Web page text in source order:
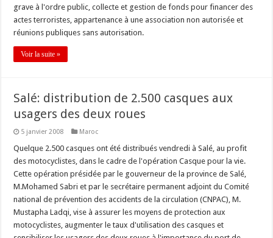
grave à l'ordre public, collecte et gestion de fonds pour financer des
actes terroristes, appartenance à une association non autorisée et
réunions publiques sans autorisation.
Voir la suite »
Salé: distribution de 2.500 casques aux
usagers des deux roues
5 janvier 2008 Maroc
Quelque 2.500 casques ont été distribués vendredi à Salé, au profit
des motocyclistes, dans le cadre de l'opération Casque pour la vie.
Cette opération présidée par le gouverneur de la province de Salé,
M.Mohamed Sabri et par le secrétaire permanent adjoint du Comité
national de prévention des accidents de la circulation (CNPAC), M.
Mustapha Ladqi, vise à assurer les moyens de protection aux
motocyclistes, augmenter le taux d'utilisation des casques et